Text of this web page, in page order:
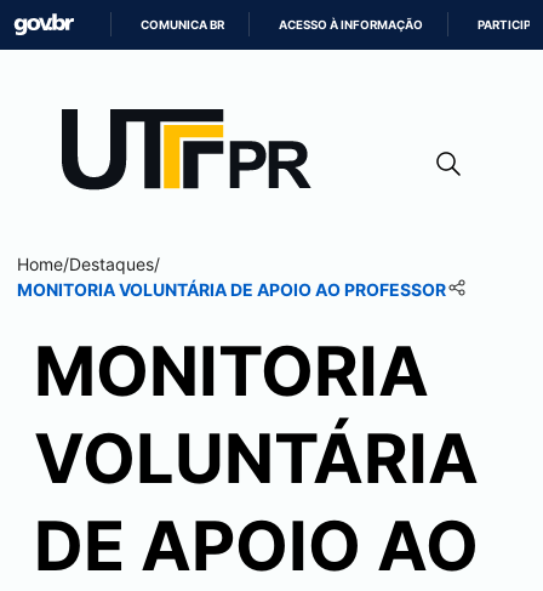
CONTEÚDO
COMUNICA BR ACESSO À INFORMAÇÃO PARTICIPE
Home/Destaques/
MONITORIA VOLUNTÁRIA DE APOIO AO PROFESSOR
MONITORIA
VOLUNTÁRIA
DE APOIO AO